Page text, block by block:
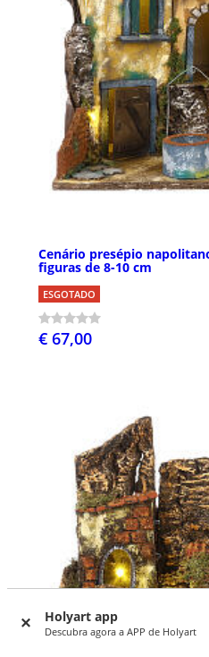
Holyart app
Descubra agora a APP de Holyart
Cenário presépio
figuras de 8-10 cm
ESGOTADO
€ 67,00